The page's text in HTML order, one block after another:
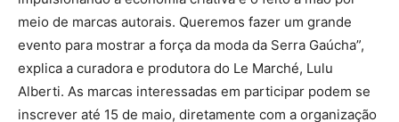
meio de marcas autorais. Queremos fazer um grande
evento para mostrar a força da moda da Serra Gaúcha”,
explica a curadora e produtora do Le Marché, Lulu
Alberti. As marcas interessadas em participar podem se
inscrever até 15 de maio, diretamente com a organização